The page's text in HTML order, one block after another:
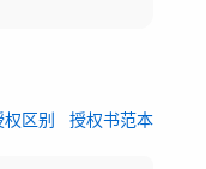
权区别 授权书范本